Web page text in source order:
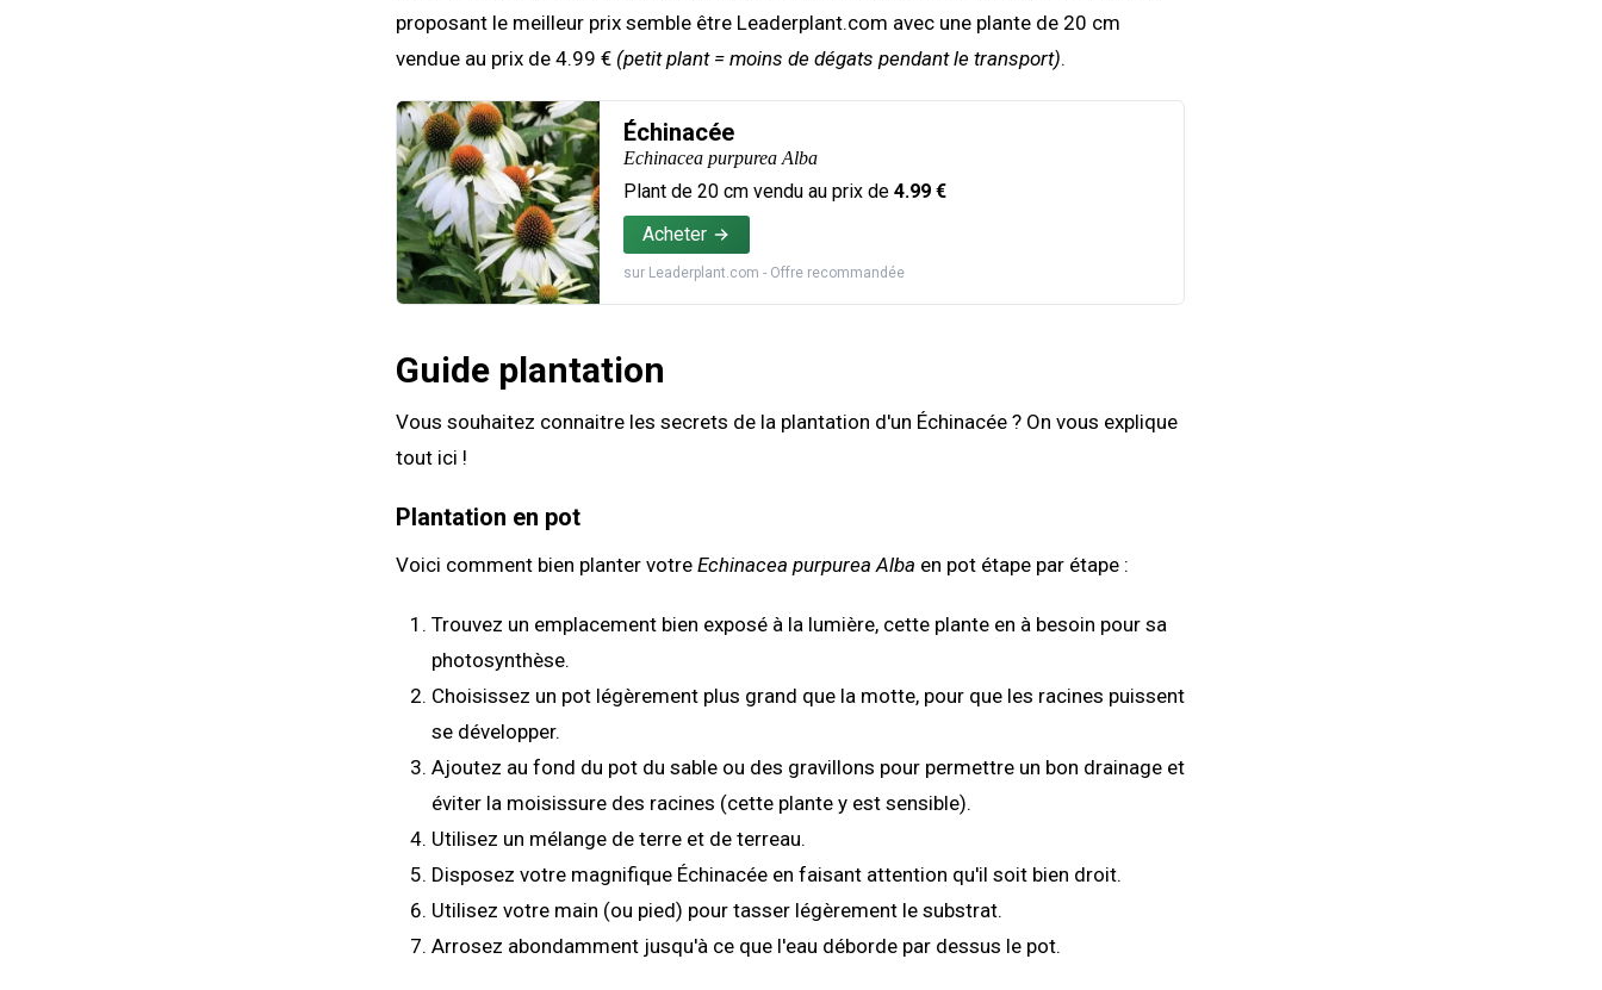
proposant le meilleur prix semble être Leaderplant.com avec une plante de 20 cm
vendue au prix de 4.99 € (petit plant = moins de dégats pendant le transport).
Échinacée
Echinacea purpurea Alba
Plant de 20 cm vendu au prix de 4.99 €
Acheter
sur Leaderplant.com - Offre recommandée
Guide plantation
Vous souhaitez connaitre les secrets de la plantation d'un Échinacée ? On vous explique
tout ici !
Plantation en pot
Voici comment bien planter votre Echinacea purpurea Alba en pot étape par étape :
Trouvez un emplacement bien exposé à la lumière, cette plante en à besoin pour sa
photosynthèse.
Choisissez un pot légèrement plus grand que la motte, pour que les racines puissent
se développer.
Ajoutez au fond du pot du sable ou des gravillons pour permettre un bon drainage et
éviter la moisissure des racines (cette plante y est sensible).
Utilisez un mélange de terre et de terreau.
Disposez votre magnifique Échinacée en faisant attention qu'il soit bien droit.
Utilisez votre main (ou pied) pour tasser légèrement le substrat.
Arrosez abondamment jusqu'à ce que l'eau déborde par dessus le pot.